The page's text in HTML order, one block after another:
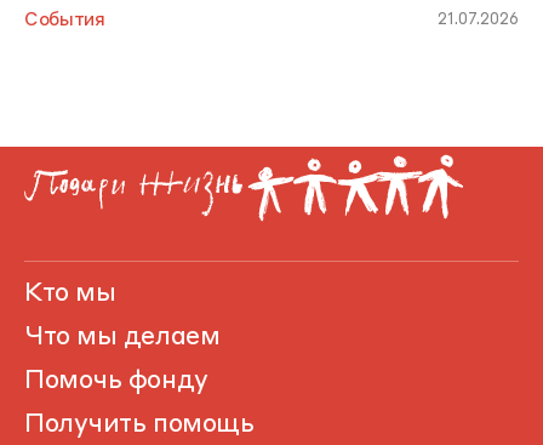
События 21.07.2026
Кто мы
Что мы делаем
Помочь фонду
Получить помощь